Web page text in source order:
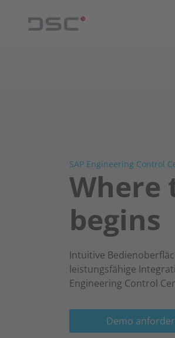
SAP Engineering Control
Where
begins
Intuitive
leistungsfähige
Engineering Control
Demo